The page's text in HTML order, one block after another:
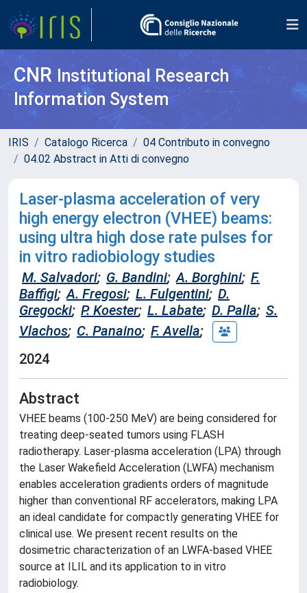
CNR Institutional Research
Information System
IRIS Catalogo Ricerca
04 Contributo in convegno
04.02 Abstract in Atti di convegno
Laser-plasma acceleration of very
high energy electron (VHEE) beams:
using ultra high dose rate pulses for
in vitro radiobiology studies
M. Salvadori; G. Bandini; A. Borghini; F.
Baffigi; A. Fregosi; L. Fulgentini; D.
Gregocki; P. Koester; L. Labate; D. Palla; S.
Vlachos; C. Panaino; F. Avella;
2024
Abstract
VHEE beams (100-250 MeV) are being considered for
treating deep-seated tumors using FLASH
radiotherapy. Laser-plasma acceleration (LPA) through
the Laser Wakefield Acceleration (LWFA) mechanism
enables acceleration gradients orders of magnitude
higher than conventional RF accelerators, making LPA
an ideal candidate for compactly generating VHEE for
clinical use. We present recent results on the
dosimetric characterization of an LWFA-based VHEE
source at ILIL and its application to in vitro
radiobiology.